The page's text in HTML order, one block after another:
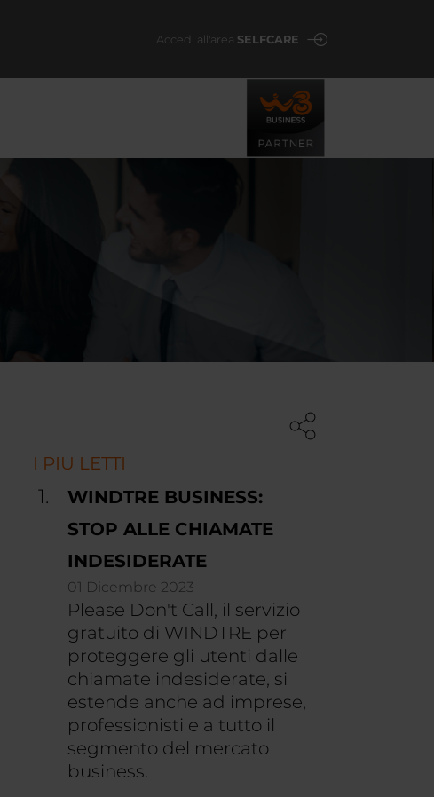
Accedi all'area SELFCARE
I PIU LETTI
WINDTRE BUSINESS:
STOP ALLE CHIAMATE
INDESIDERATE
01 Dicembre 2023
Please Don't Call, il servizio
gratuito di WINDTRE per
proteggere gli utenti dalle
chiamate indesiderate, si
estende anche ad imprese,
professionisti e a tutto il
segmento del mercato
business.